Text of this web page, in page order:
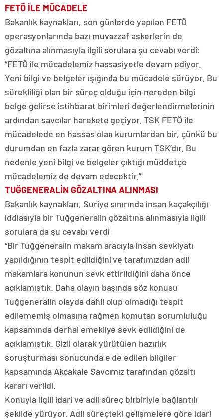
FETÖ İLE MÜCADELE
Bakanlık kaynakları, son günlerde yapılan FETÖ
operasyonlarında bazı muvazzaf askerlerin de
gözaltına alınmasıyla ilgili sorulara şu cevabı verdi:
“FETÖ ile mücadelemiz hassasiyetle devam ediyor.
Yeni bilgi ve belgeler ışığında bu mücadele sürüyor. Bu
sürekliliği olan bir süreç olduğu için nereden bilgi
belge gelirse istihbarat birimleri değerlendirmelerinin
ardından savcılar harekete geçiyor. TSK FETÖ ile
mücadelede en hassas olan kurumlardan bir, çünkü bu
durumdan en fazla zarar gören kurum TSK’dır. Bu
nedenle yeni bilgi ve belgeler çıktığı müddetçe
mücadelemiz de devam edecektir.”
TUĞGENERALİN GÖZALTINA ALINMASI
Bakanlık kaynakları, Suriye sınırında insan kaçakçılığı
iddiasıyla bir Tuğgeneralin gözaltına alınmasıyla ilgili
sorulara da şu cevabı verdi:
“Bir Tuğgeneralin makam aracıyla insan sevkiyatı
yapıldığının tespit edildiğini ve tarafımızdan adli
makamlara konunun sevk ettirildiğini daha önce
açıklamıştık. Daha olayın başında söz konusu
Tuğgeneralin olayda dahli olup olmadığı tespit
edilememiş olmasına rağmen komutan sorumluluğu
kapsamında derhal emekliye sevk edildiğini de
açıklamıştık. Gizli olarak yürütülen hazırlık
soruşturması sonucunda elde edilen bilgiler
kapsamında Akçakale Savcımız tarafından gözaltı
kararı verildi.
Konuyla ilgili idari ve adli süreç birbiriyle bağlantılı
şekilde yürüyor. Adli süreçteki gelişmelere göre idari